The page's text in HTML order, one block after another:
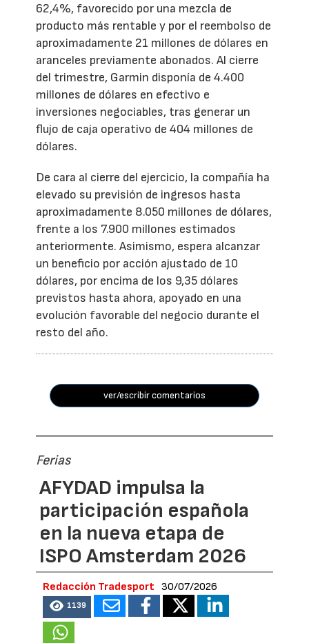
62,4%, favorecido por una mezcla de
producto más rentable y por el reembolso de
aproximadamente 21 millones de dólares en
aranceles previamente abonados. Al cierre
del trimestre, Garmin disponía de 4.400
millones de dólares en efectivo e
inversiones negociables, tras generar un
flujo de caja operativo de 404 millones de
dólares.
De cara al cierre del ejercicio, la compañía ha
elevado su previsión de ingresos hasta
aproximadamente 8.050 millones de dólares,
frente a los 7.900 millones estimados
anteriormente. Asimismo, espera alcanzar
un beneficio por acción ajustado de 10
dólares, por encima de los 9,35 dólares
previstos hasta ahora, apoyado en una
evolución favorable del negocio durante el
resto del año.
ver/escribir comentarios
Ferias
AFYDAD impulsa la
participación española
en la nueva etapa de
ISPO Amsterdam 2026
Redacción Tradesport 30/07/2026
1139